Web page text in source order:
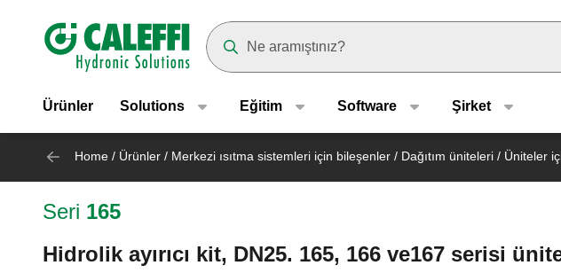
Header main navigation
Ürünler Solutions Eğitim Software Şirket
Home / Ürünler / Merkezi ısıtma sistemleri için bileşenler / Dağıtım üniteleri / Üniteler
Seri 165
Hidrolik ayırıcı kit, DN25. 165, 166 ve167 serisi